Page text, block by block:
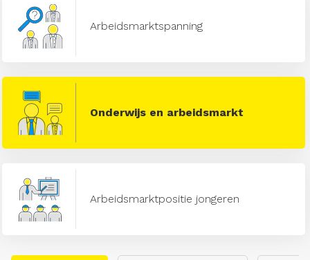
Arbeidsmarktspanning
Onderwijs en arbeidsmarkt
Arbeidsmarktpositie jongeren